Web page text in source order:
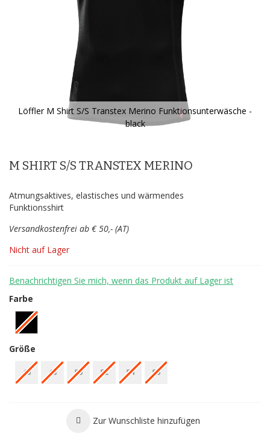
Löffler M Shirt S/S Transtex Merino Funktionsunterwäsche -
black
der
M SHIRT S/S TRANSTEX MERINO
Atmungsaktives, elastisches und wärmendes
Funktionsshirt
Versandkostenfrei ab € 50,- (AT)
Nicht auf Lager
Benachrichtigen Sie mich, wenn das Produkt auf Lager ist
Farbe
Größe
46 48 50 52 54 56
Zur Wunschliste hinzufügen